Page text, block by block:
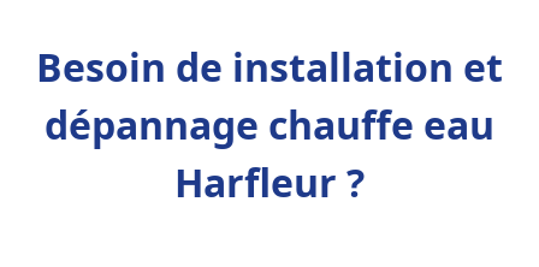
Besoin de installation et
dépannage chauffe eau
Harfleur ?